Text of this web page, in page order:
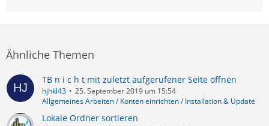
Ähnliche Themen
TB n i c h t mit zuletzt aufgerufener Seite öffnen
hjhkl43
25. September 2019 um 15:54
Allgemeines Arbeiten / Konten einrichten / Installation & Update
Lokale Ordner sortieren